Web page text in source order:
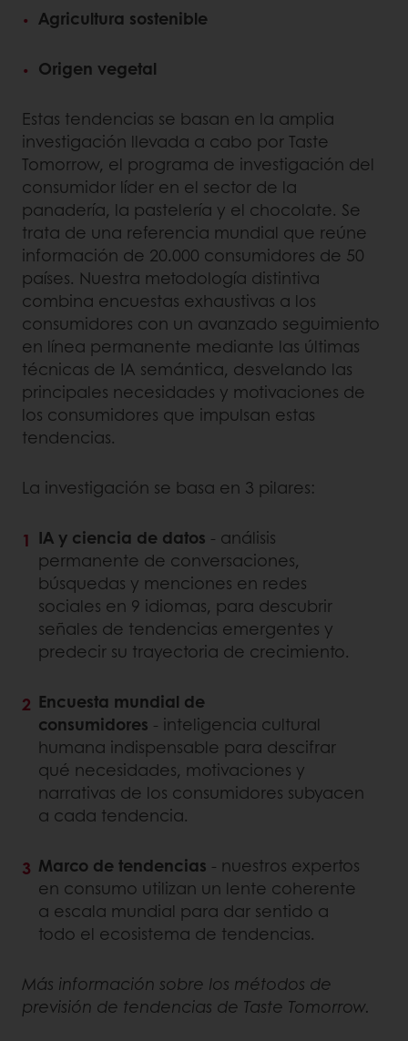
Agricultura sostenible
Origen vegetal
Estas tendencias se basan en la amplia
investigación llevada a cabo por Taste
Tomorrow, el programa de investigación del
consumidor líder en el sector de la
panadería, la pastelería y el chocolate. Se
trata de una referencia mundial que reúne
información de 20.000 consumidores de 50
países. Nuestra metodología distintiva
combina encuestas exhaustivas a los
consumidores con un avanzado seguimiento
en línea permanente mediante las últimas
técnicas de IA semántica, desvelando las
principales necesidades y motivaciones de
los consumidores que impulsan estas
tendencias.
La investigación se basa en 3 pilares:
IA y ciencia de datos - análisis
permanente de conversaciones,
búsquedas y menciones en redes
sociales en 9 idiomas, para descubrir
señales de tendencias emergentes y
predecir su trayectoria de crecimiento.
Encuesta mundial de
consumidores - inteligencia cultural
humana indispensable para descifrar
qué necesidades, motivaciones y
narrativas de los consumidores subyacen
a cada tendencia.
Marco de tendencias - nuestros expertos
en consumo utilizan un lente coherente
a escala mundial para dar sentido a
todo el ecosistema de tendencias.
Más información sobre los métodos de
previsión de tendencias de Taste Tomorrow.